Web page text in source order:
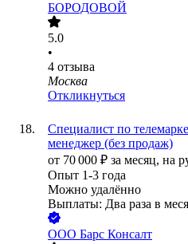
БОРОДОВОЙ
5.0
•
4 отзыва
Москва
Откликнуться
Специалист по
менеджер (без продаж)
от 70 000 ₽ за месяц, на
Опыт 1-3 года
Можно удалённо
Выплаты: Два раза в
ООО Барс Консалт